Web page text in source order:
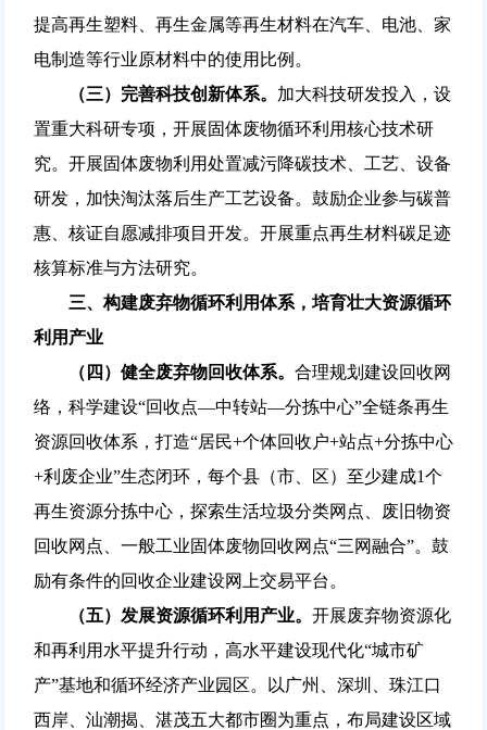
提高再生塑料、再生金属等再生材料在汽车、电池、家
电制造等行业原材料中的使用比例。
（三）完善科技创新体系。 加大科技研发投入，设
置重大科研专项，开展固体废物循环利用核心技术研
究。开展固体废物利用处置减污降碳技术、工艺、设备
研发，加快淘汰落后生产工艺设备。鼓励企业参与碳普
惠、核证自愿减排项目开发。开展重点再生材料碳足迹
核算标准与方法研究。
三、构建废弃物循环利用体系，培育壮大资源循环
利用产业
（四）健全废弃物回收体系。 合理规划建设回收网
络，科学建设“回收点—中转站—分拣中心”全链条再生
资源回收体系，打造“居民+个体回收户+站点+分拣中心
+利废企业”生态闭环，每个县（市、区）至少建成1个
再生资源分拣中心，探索生活垃圾分类网点、废旧物资
回收网点、一般工业固体废物回收网点“三网融合”。鼓
励有条件的回收企业建设网上交易平台。
（五）发展资源循环利用产业。 开展废弃物资源化
和再利用水平提升行动，高水平建设现代化“城市矿
产”基地和循环经济产业园区。以广州、深圳、珠江口
西岸、汕潮揭、湛茂五大都市圈为重点，布局建设区域